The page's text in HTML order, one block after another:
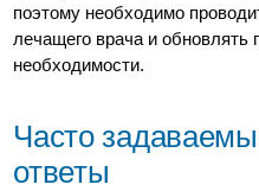
поэтому необходимо
лечащего врача и обновлять
необходимости.
Часто
ответы